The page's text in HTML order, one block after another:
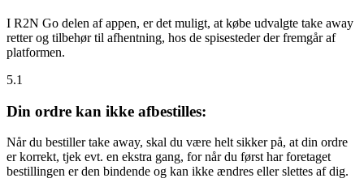
I R2N Go delen af appen, er det muligt, at købe udvalgte take away
retter og tilbehør til afhentning, hos de spisesteder der fremgår af
platformen.
5.1
Din ordre kan ikke afbestilles:
Når du bestiller take away, skal du være helt sikker på, at din ordre
er korrekt, tjek evt. en ekstra gang, for når du først har foretaget
bestillingen er den bindende og kan ikke ændres eller slettes af dig.